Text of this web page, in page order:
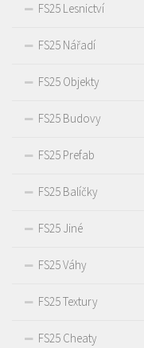
FS25 Lesnictví
FS25 Nářadí
FS25 Objekty
FS25 Budovy
FS25 Prefab
FS25 Balíčky
FS25 Jiné
FS25 Váhy
FS25 Textury
FS25 Cheaty